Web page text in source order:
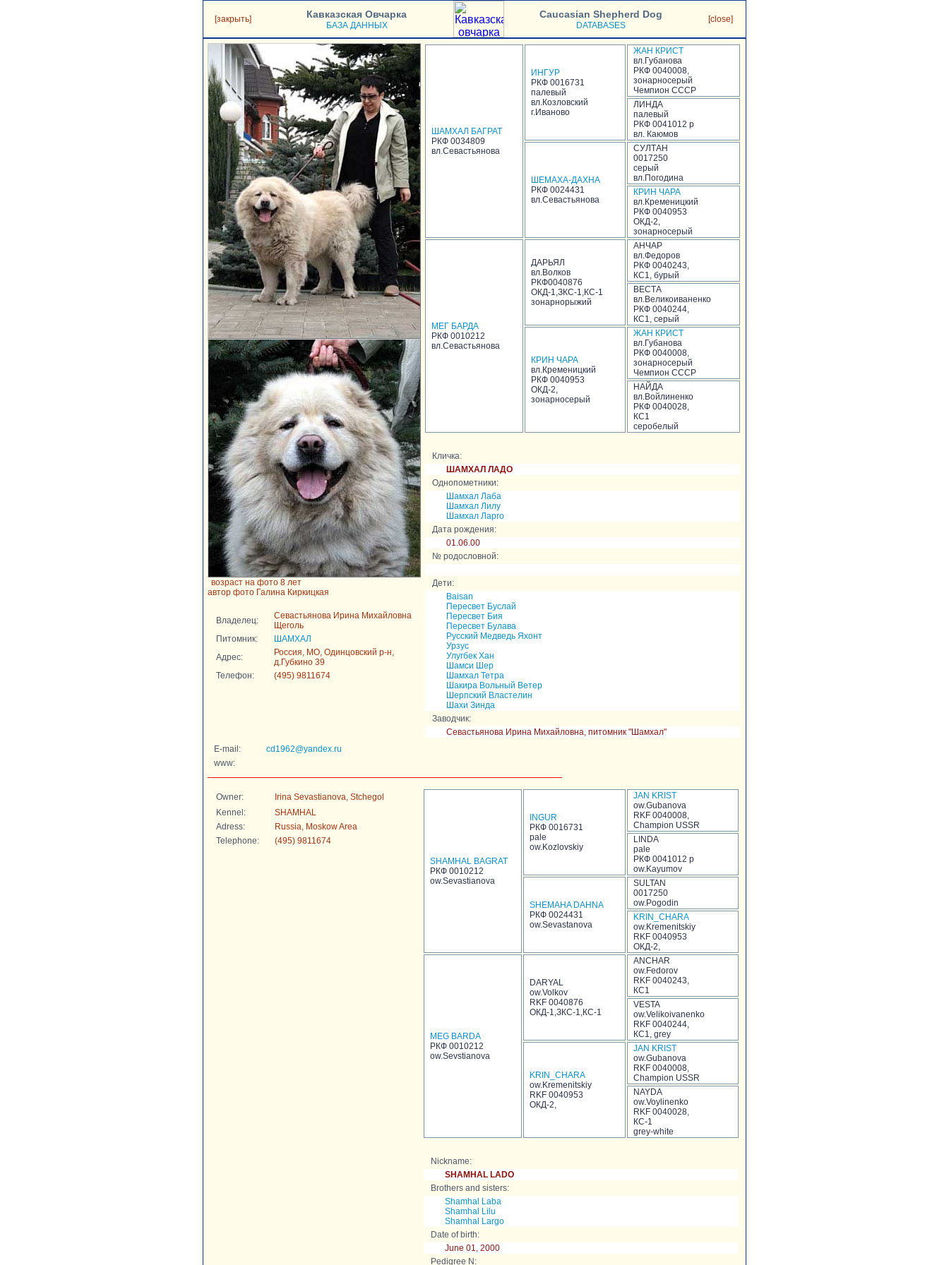
[закрыть] Кавказская Овчарка
БАЗА ДАННЫХ
Caucasian Shepherd Dog
DATABASES
[close]
возраст на фото 8 лет
автор фото Галина Киркицкая
Владелец:
Севастьянова Ирина Михайловна
Щеголь
Питомник:
ШАМХАЛ
Адрес:
Россия, МО, Одинцовский р-н,
д.Губкино 39
Телефон:
(495) 9811674
ШАМХАЛ БАГРАТ
РКФ 0034809
вл.Севастьянова
ИНГУР
РКФ 0016731
палевый
вл.Козловский
г.Иваново
ЖАН КРИСТ
вл.Губанова
РКФ 0040008,
зонарносерый
Чемпион СССР
ЛИНДА
палевый
РКФ 0041012 р
вл. Каюмов
ШЕМАХА-ДАХНА
РКФ 0024431
вл.Севастьянова
СУЛТАН
0017250
серый
вл.Погодина
КРИН ЧАРА
вл.Кременицкий
РКФ 0040953
ОКД-2,
зонарносерый
МЕГ БАРДА
РКФ 0010212
вл.Севастьянова
ДАРЬЯЛ
вл.Волков
РКФ0040876
ОКД-1,ЗКС-1,КС-1
зонарнорыжий
АНЧАР
вл.Федоров
РКФ 0040243,
КС1, бурый
ВЕСТА
вл.Великоиваненко
РКФ 0040244,
КС1, серый
КРИН ЧАРА
вл.Кременицкий
РКФ 0040953
ОКД-2,
зонарносерый
ЖАН КРИСТ
вл.Губанова
РКФ 0040008,
зонарносерый
Чемпион СССР
НАЙДА
вл.Войлиненко
РКФ 0040028,
КС1
серобелый
Кличка:
ШАМХАЛ ЛАДО
Однопометники:
Шамхал Лаба
Шамхал Лилу
Шамхал Ларго
Дата рождения:
01.06.00
№ родословной:
Дети:
Baisan
Пересвет Буслай
Пересвет Бия
Пересвет Булава
Русский Медведь Яхонт
Урзус
Улугбек Хан
Шамси Шер
Шамхал Тетра
Шакира Вольный Ветер
Шерпский Властелин
Шахи Зинда
Заводчик:
Севастьянова Ирина Михайловна, питомник "Шамхал"
E-mail:
cd1962@yandex.ru
www:
Owner:
Irina Sevastianova, Stchegol
Kennel:
SHAMHAL
Adress:
Russia, Moskow Area
Telephone:
(495) 9811674
SHAMHAL BAGRAT
РКФ 0010212
ow.Sevastianova
INGUR
РКФ 0016731
pale
ow.Kozlovskiy
JAN KRIST
ow.Gubanova
RKF 0040008,
Champion USSR
LINDA
pale
РКФ 0041012 р
ow.Kayumov
SHEMAHA DAHNA
РКФ 0024431
ow.Sevastanova
SULTAN
0017250
ow.Pogodin
KRIN_CHARA
ow.Kremenitskiy
RKF 0040953
ОКД-2,
MEG BARDA
РКФ 0010212
ow.Sevstianova
DARYAL
ow.Volkov
RKF 0040876
ОКД-1,ЗКС-1,КС-1
ANCHAR
ow.Fedorov
RKF 0040243,
КС1
VESTA
ow.Velikoivanenko
RKF 0040244,
КС1, grey
KRIN_CHARA
ow.Kremenitskiy
RKF 0040953
ОКД-2,
JAN KRIST
ow.Gubanova
RKF 0040008,
Champion USSR
NAYDA
ow.Voylinenko
RKF 0040028,
КС-1
grey-white
Nickname:
SHAMHAL LADO
Brothers and sisters:
Shamhal Laba
Shamhal Lilu
Shamhal Largo
Date of birth:
June 01, 2000
Pedigree N: